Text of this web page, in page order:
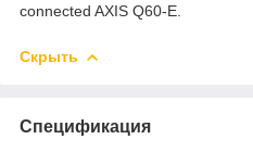
connected AXIS Q60-E.
Скрыть
Спецификация